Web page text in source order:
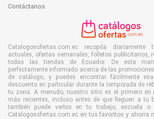
Contáctanos
Catalogosofertas.com.ec recopila
actuales, ofertas semanales, folletos publicitarios,
todas las tiendas de Ecuador. De esta
perfectamente informado acerca de las
de catálogo, y puedes encontrar fácilmente
descuento en particular durante la temporada de
tu zona. A menudo, nuestro sitio es el primero
más recientes, incluso antes de que lleguen a tu
también puede verlos en tu trabajo, escuela
Catalogosofertas.com.ec en tus favoritos y ahorra